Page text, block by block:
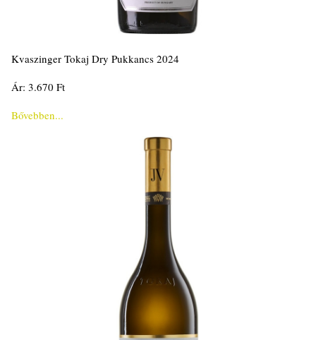
Kvaszinger Tokaj Dry Pukkancs 2024
Ár: 3.670 Ft
Bővebben...